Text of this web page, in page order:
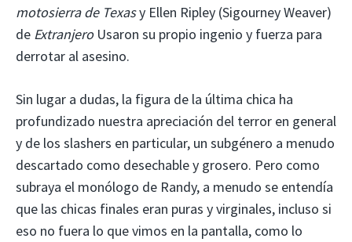
motosierra de Texasy Ellen Ripley (Sigourney Weaver)
de ExtranjeroUsaron su propio ingenio y fuerza para
derrotar al asesino.
Sin lugar a dudas, la figura de la última chica ha
profundizado nuestra apreciación del terror en general
y de los slashers en particular, un subgénero a menudo
descartado como desechable y grosero. Pero como
subraya el monólogo de Randy, a menudo se entendía
que las chicas finales eran puras y virginales, incluso si
eso no fuera lo que vimos en la pantalla, como lo